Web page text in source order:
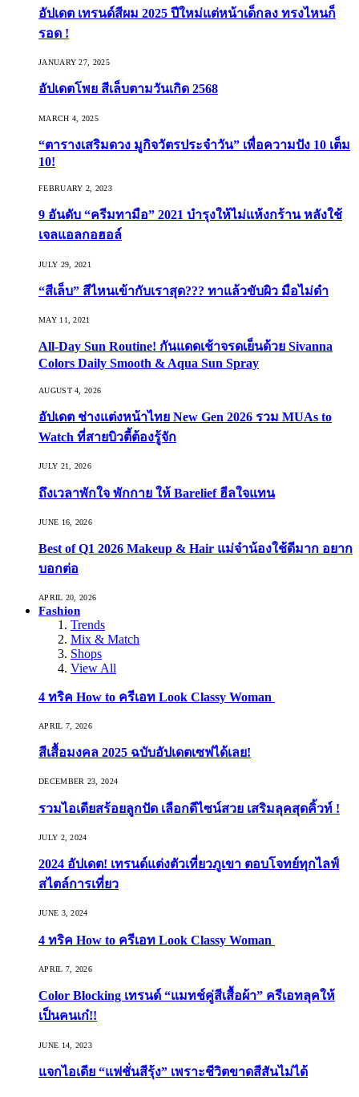
อัปเดต เทรนด์สีผม 2025 ปีใหม่แต่หน้าเด็กลง ทรงไหนก็
รอด !
JANUARY 27, 2025
อัปเดตโพย สีเล็บตามวันเกิด 2568
MARCH 4, 2025
“ตารางเสริมดวง มูกิจวัตรประจำวัน” เพื่อความปัง 10 เต็ม
10!
FEBRUARY 2, 2023
9 อันดับ “ครีมทามือ” 2021 บำรุงให้ไม่แห้งกร้าน หลังใช้
เจลแอลกอฮอล์
JULY 29, 2021
“สีเล็บ” สีไหนเข้ากับเราสุด??? ทาแล้วขับผิว มือไม่ดำ
MAY 11, 2021
All-Day Sun Routine! กันแดดเช้าจรดเย็นด้วย Sivanna
Colors Daily Smooth & Aqua Sun Spray
AUGUST 4, 2026
อัปเดต ช่างแต่งหน้าไทย New Gen 2026 รวม MUAs to
Watch ที่สายบิวตี้ต้องรู้จัก
JULY 21, 2026
ถึงเวลาพักใจ พักกาย ให้ Barelief ฮีลใจแทน
JUNE 16, 2026
Best of Q1 2026 Makeup & Hair แม่จ๋าน้องใช้ดีมาก อยาก
บอกต่อ
APRIL 20, 2026
Fashion
Trends
Mix & Match
Shops
View All
4 ทริค How to ครีเอท Look Classy Woman
APRIL 7, 2026
สีเสื้อมงคล 2025 ฉบับอัปเดตเซฟได้เลย!
DECEMBER 23, 2024
รวมไอเดียสร้อยลูกปัด เลือกดีไซน์สวย เสริมลุคสุดคิ้วท์ !
JULY 2, 2024
2024 อัปเดต! เทรนด์แต่งตัวเที่ยวภูเขา ตอบโจทย์ทุกไลฟ์
สไตล์การเที่ยว
JUNE 3, 2024
4 ทริค How to ครีเอท Look Classy Woman
APRIL 7, 2026
Color Blocking เทรนด์ “แมทช์คู่สีเสื้อผ้า” ครีเอทลุคให้
เป็นคนเก๋!!
JUNE 14, 2023
แจกไอเดีย “แฟชั่นสีรุ้ง” เพราะชีวิตขาดสีสันไม่ได้